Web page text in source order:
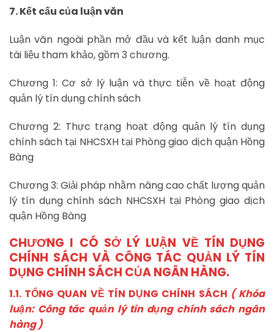
7. Kết cấu của luận văn
Luận văn ngoài phần mở đầu và kết luận danh mục
tài liệu tham khảo, gồm 3 chương.
Chương 1: Cơ sở lý luận và thực tiễn về hoạt động
quản lý tín dụng chính sách
Chương 2: Thực trạng hoạt động quản lý tín dụng
chính sách tại NHCSXH tại Phòng giao dịch quận Hồng
Bàng
Chương 3: Giải pháp nhằm nâng cao chất lượng quản
lý tín dụng chính sách NHCSXH tại Phòng giao dịch
quận Hồng Bàng
CHƯƠNG I CÓ SỞ LÝ LUẬN VỀ TÍN DỤNG
CHÍNH SÁCH VÀ CÔNG TÁC QUẢN LÝ TÍN
DỤNG CHÍNH SÁCH CỦA NGÂN HÀNG.
1.1. TỔNG QUAN VỀ TÍN DỤNG CHÍNH SÁCH ( Khóa
luận: Công tác quản lý tín dụng chính sách ngân
hàng )